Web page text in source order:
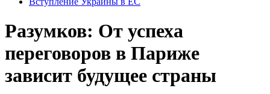
Разумков: От успеха
переговоров в Париже
зависит будущее страны